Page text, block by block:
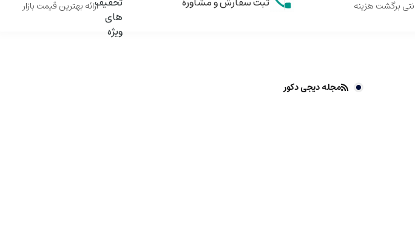
ارائه بهترین قیمت بازار
مجله دیجی دکور